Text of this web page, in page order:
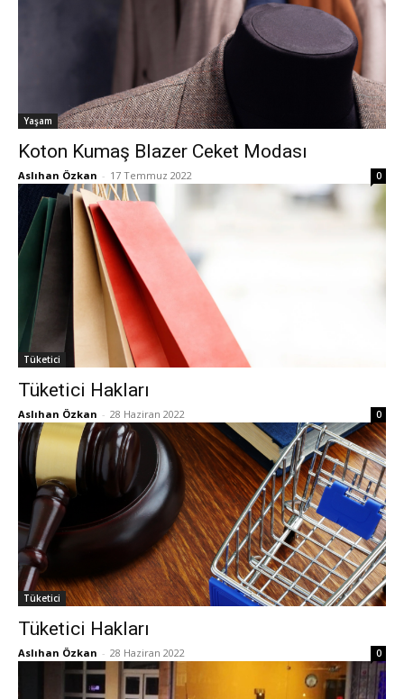
Yaşam
Koton Kumaş Blazer Ceket Modası
Aslıhan Özkan - 17 Temmuz 2022 0
Tüketici
Tüketici Hakları
Aslıhan Özkan - 28 Haziran 2022 0
Tüketici
Tüketici Hakları
Aslıhan Özkan - 28 Haziran 2022 0